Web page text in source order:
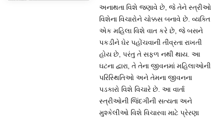
અનાથતા વિશે જણાવે છે, જે તેને સ્ત્રીઓ
વિશેના વિચારોને ચોક્કસ બનાવે છે. વ્યક્તિ
એક મહિલા વિશે વાત કરે છે, જે બસને
પકડીને ઘેર પહોંચવાની તીવ્રતા રાખતી
હોય છે, પરંતુ તે સફળ નથી થાય. આ
ઘટના દ્વારા, તે તેના જીવનમાં મહિલાઓની
પરિસ્થિતિઓ અને તેમના જીવનના
પડકારો વિશે વિચારે છે. આ વાર્તા
સ્ત્રીઓની જિંદગીની સત્યતા અને
મુશ્કેલીઓ વિશે વિચારવા માટે પ્રેરણા